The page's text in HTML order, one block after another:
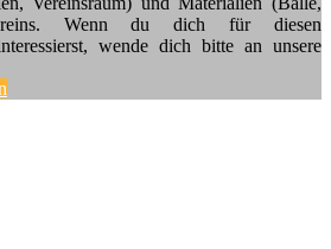
Wenn du dich für diesen
wende dich bitte an unsere